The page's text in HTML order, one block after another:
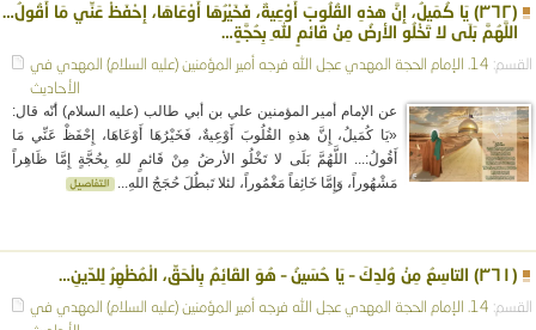
(٣٦٢) يَا كُمَيلُ، إِنَّ هذهِ القُلُوبَ أَوْعِيةٌ، فَخَيْرُهَا أَوْعَاهَا، إِحْفَظْ عَنِّي مَا أَقُولُ…
اللَّهُمَّ بَلَى لا تَخْلُو الأرضُ مِنْ قَائمٍ للهِ بِحُجَّةٍ…
القسم: 14. الإمام الحجة المهدي عجل الله فرجه أمير المؤمنين (عليه السلام) المهدي في
الأحاديث
عن الإمام أمير المؤمنين علي بن أبي طالب (عليه السلام) أنّه قال:
«يَا كُمَيلُ، إِنَّ هذهِ القُلُوبَ أَوْعِيةٌ، فَخَيْرُهَا أَوْعَاهَا، إِحْفَظْ عَنِّي مَا
أَقُولُ:... اللَّهُمَّ بَلَى لا تَخْلُو الأرضُ مِنْ قَائمٍ للهِ بِحُجَّةٍ إِمَّا ظَاهِراً
مَشْهُوراً، وَإِمَّا خَائِفاً مَغْمُوراً، لئلا تَبطُلَ حُجَجُ اللهِ...
(٣٦١) التاسِعُ مِنْ وُلدِكَ – يَا حُسَينُ – هُوَ القَائِمُ بِالْحَقِّ، الْمُظْهِرُ لِلدّينِ…
القسم: 14. الإمام الحجة المهدي عجل الله فرجه أمير المؤمنين (عليه السلام) المهدي في